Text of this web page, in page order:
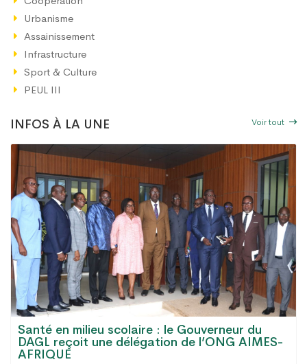
Urbanisme
Assainissement
Infrastructure
Sport & Culture
PEUL III
INFOS À LA UNE Voir tout
Santé en milieu scolaire : le Gouverneur du
DAGL reçoit une délégation de l’ONG AIMES-
AFRIQUE